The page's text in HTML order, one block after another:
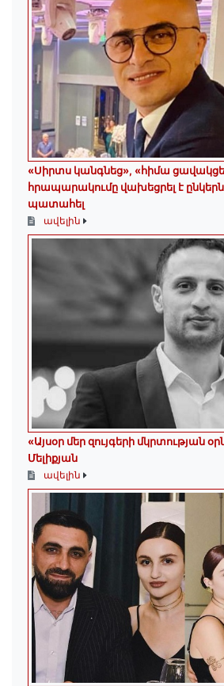
«Սիրտս կանգնեց», «հիմա
հրապարակումը վախեցրել է
պատահել
ավելին
«Այսօր մեր զույգերի մկրտության
Մելիքյան
ավելին